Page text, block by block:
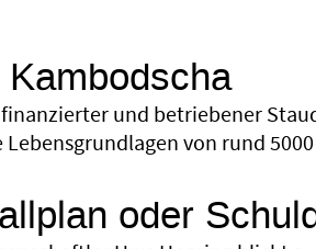
und betriebener
Lebensgrundlagen von rund
oder